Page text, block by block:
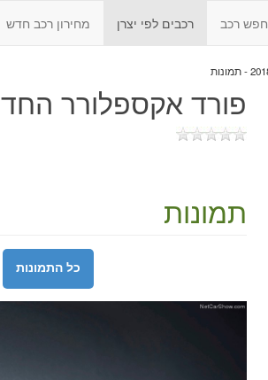
חפש רכב רכבים לפי יצרן מחירון רכב חדש
פורד אקספלורר החדשה 2011 -
תמונות
כל התמונות